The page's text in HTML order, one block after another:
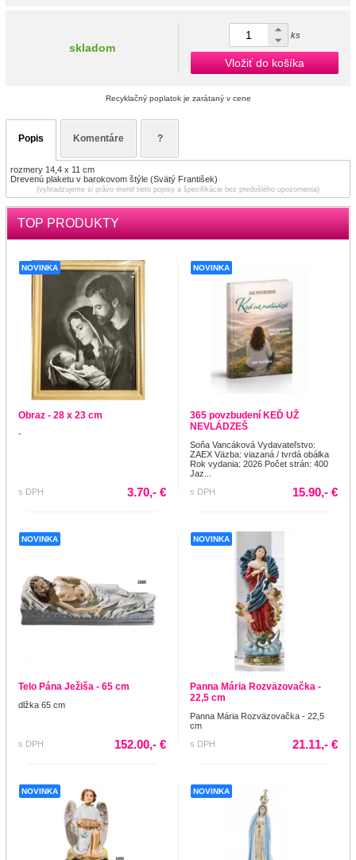
skladom
ks
Vložiť do košíka
Recyklačný poplatok je zarátaný v cene
Popis Komentáre ?
rozmery 14,4 x 11 cm
Drevenú plaketu v barokovom štýle (Svätý František)
(vyhradzujeme si právo meniť tieto popisy a špecifikácie bez predošlého upozornenia)
TOP PRODUKTY
NOVINKA
Obraz - 28 x 23 cm
-
s DPH 3.70,- €
NOVINKA
365 povzbudení KEĎ UŽ
NEVLÁDZEŠ
Soňa Vancáková Vydavateľstvo:
ZAEX Väzba: viazaná / tvrdá obálka
Rok vydania: 2026 Počet strán: 400
Jaz...
s DPH
15.90,- €
NOVINKA
Telo Pána Ježiša - 65 cm
dlžka 65 cm
s DPH 152.00,- €
NOVINKA
Panna Mária Rozväzovačka -
22,5 cm
Panna Mária Rozväzovačka - 22,5
cm
s DPH
21.11,- €
NOVINKA NOVINKA